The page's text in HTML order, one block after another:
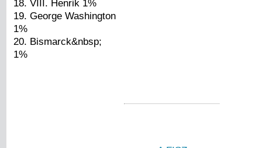
18. VIII. Henrik 1%
19. George Washington
1%
20. Bismarck&nbsp;
1%